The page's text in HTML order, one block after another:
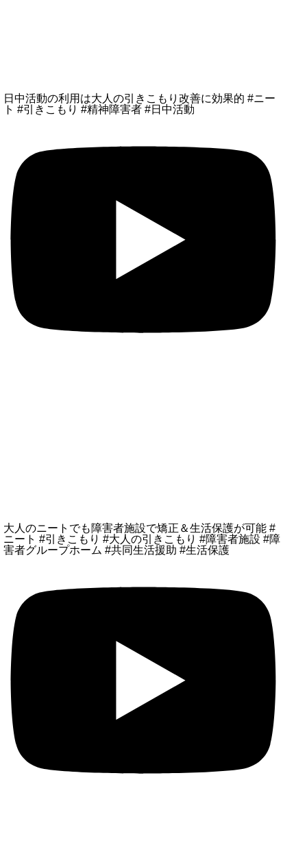
日中活動の利用は大人の引きこもり改善に効果的 #ニー
ト #引きこもり #精神障害者 #日中活動
大人のニートでも障害者施設で矯正＆生活保護が可能 #
ニート #引きこもり #大人の引きこもり #障害者施設 #障
害者グループホーム #共同生活援助 #生活保護